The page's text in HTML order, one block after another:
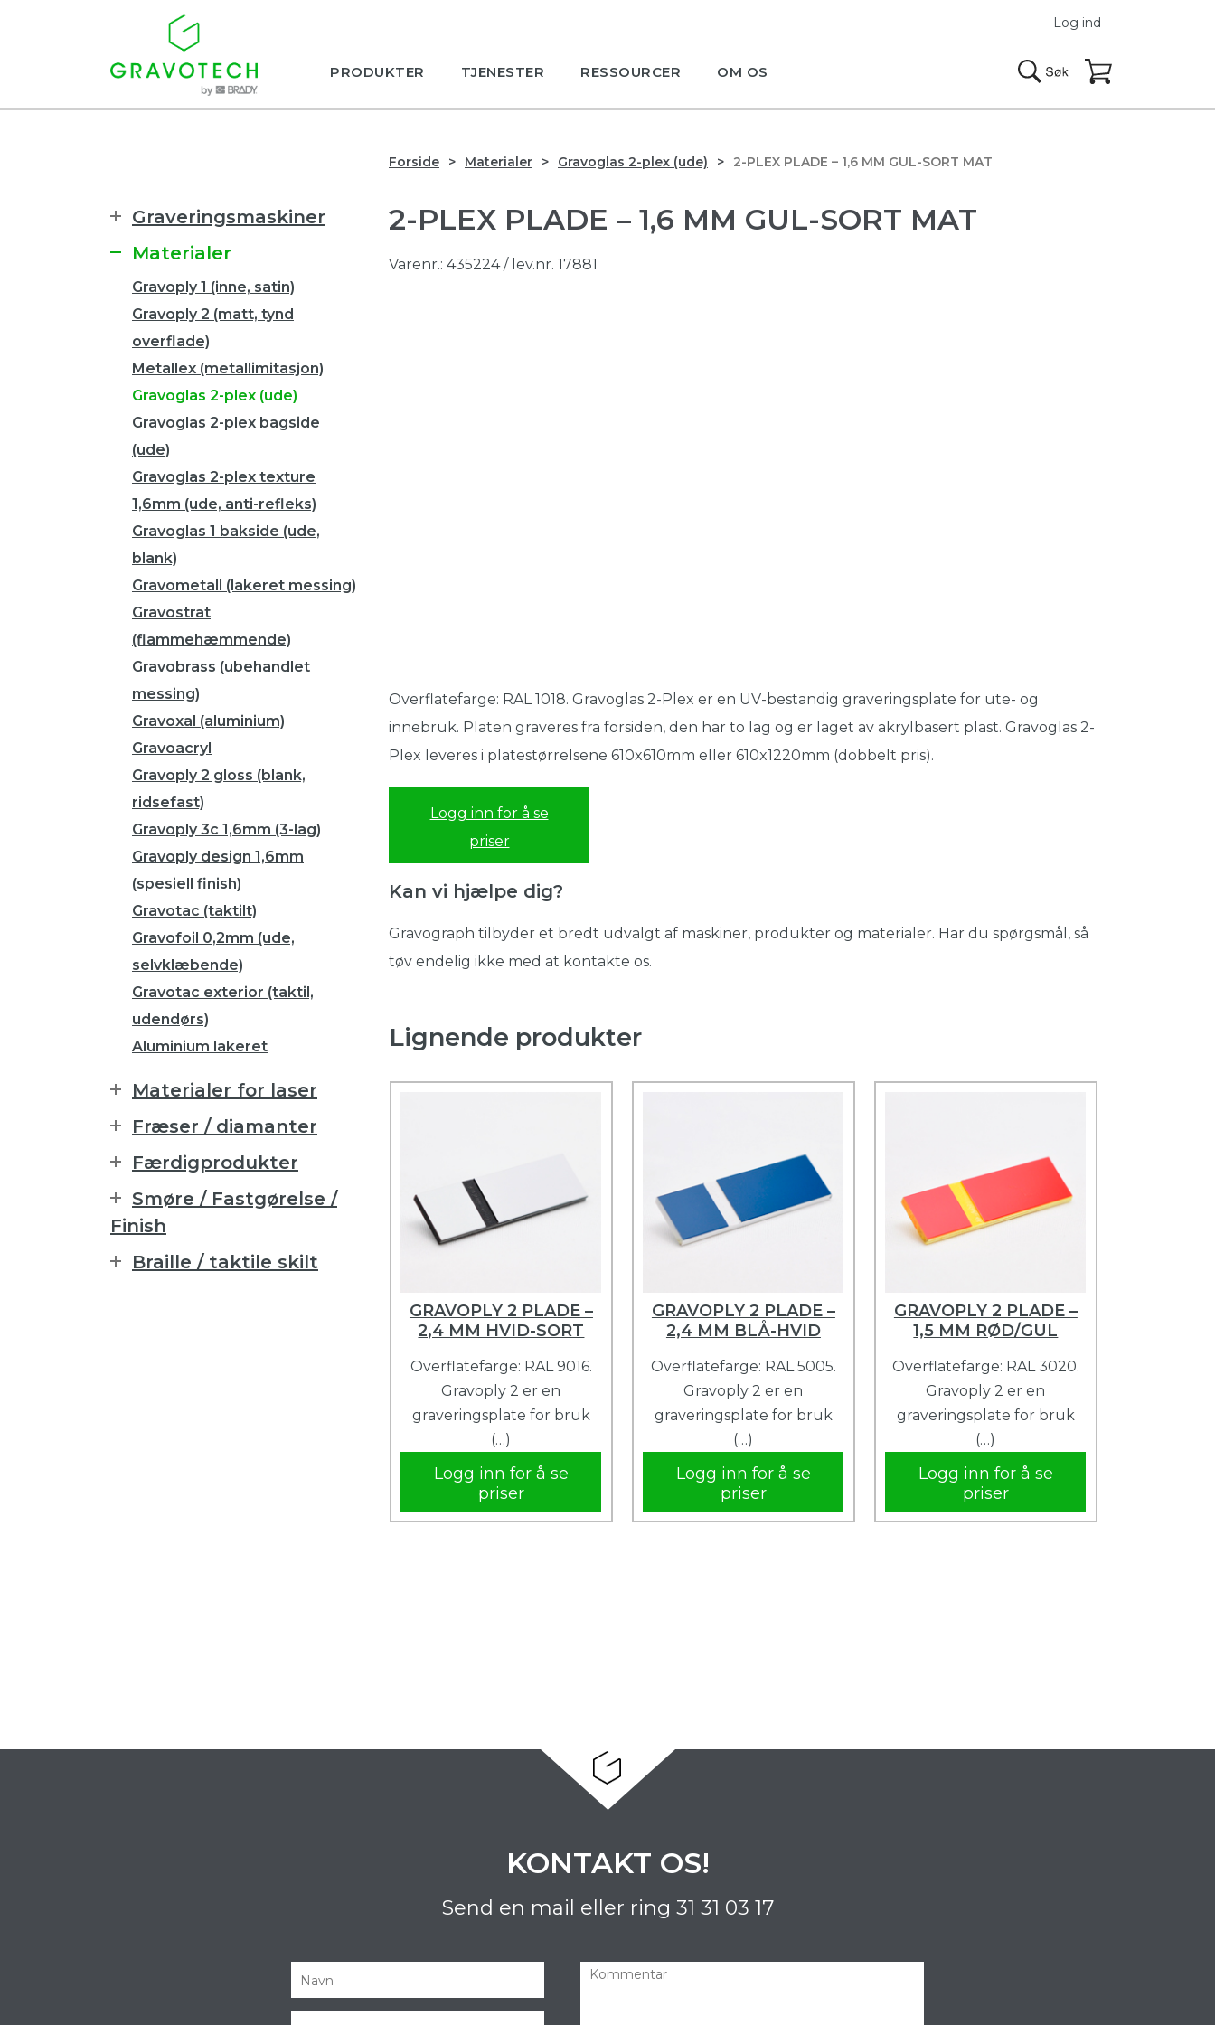
PRODUKTER TJENESTER RESSOURCER OM OS
Log ind
Forside Materialer Gravoglas 2-plex (ude) 2-PLEX PLADE – 1,6 MM GUL-SORT MAT
2-PLEX PLADE – 1,6 MM GUL-SORT MAT
Varenr.: 435224 / lev.nr. 17881
Overflatefarge: RAL 1018. Gravoglas 2-Plex er en UV-bestandig graveringsplate for ute- og
innebruk. Platen graveres fra forsiden, den har to lag og er laget av akrylbasert plast. Gravoglas 2-
Plex leveres i platestørrelsene 610x610mm eller 610x1220mm (dobbelt pris).
Logg inn for å se
priser
Kan vi hjælpe dig?
Gravograph tilbyder et bredt udvalgt af maskiner, produkter og materialer. Har du spørgsmål, så
tøv endelig ikke med at kontakte os.
Lignende produkter
GRAVOPLY 2 PLADE –
2,4 MM HVID-SORT
Overflatefarge: RAL 9016.
Gravoply 2 er en
graveringsplate for bruk
(…)
Logg inn for å se
priser
GRAVOPLY 2 PLADE –
2,4 MM BLÅ-HVID
Overflatefarge: RAL 5005.
Gravoply 2 er en
graveringsplate for bruk
(…)
Logg inn for å se
priser
GRAVOPLY 2 PLADE –
1,5 MM RØD/GUL
Overflatefarge: RAL 3020.
Gravoply 2 er en
graveringsplate for bruk
(…)
Logg inn for å se
priser
Graveringsmaskiner
Materialer
Gravoply 1 (inne, satin)
Gravoply 2 (matt, tynd
overflade)
Metallex (metallimitasjon)
Gravoglas 2-plex (ude)
Gravoglas 2-plex bagside
(ude)
Gravoglas 2-plex texture
1,6mm (ude, anti-refleks)
Gravoglas 1 bakside (ude,
blank)
Gravometall (lakeret messing)
Gravostrat
(flammehæmmende)
Gravobrass (ubehandlet
messing)
Gravoxal (aluminium)
Gravoacryl
Gravoply 2 gloss (blank,
ridsefast)
Gravoply 3c 1,6mm (3-lag)
Gravoply design 1,6mm
(spesiell finish)
Gravotac (taktilt)
Gravofoil 0,2mm (ude,
selvklæbende)
Gravotac exterior (taktil,
udendørs)
Aluminium lakeret
Materialer for laser
Fræser / diamanter
Færdigprodukter
Smøre / Fastgørelse /
Finish
Braille / taktile skilt
KONTAKT OS!
Send en mail eller ring 31 31 03 17